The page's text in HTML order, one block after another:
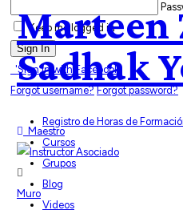
Keep me logged in
Sign In
'Sign in with Facebook'
Forgot username? Forgot password?
Registro de Horas de
Cursos
Grupos
Blog
Videos
Marteen
Sadhak
Maestro
Muro